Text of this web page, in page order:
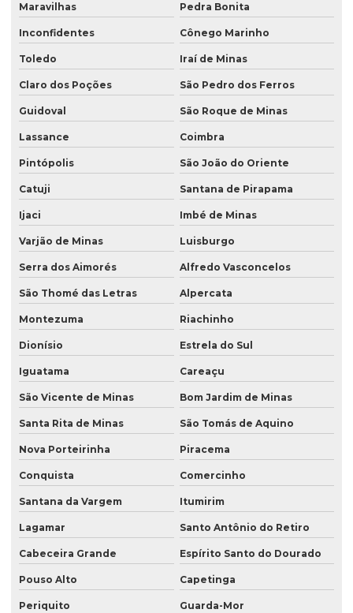
Maravilhas Pedra Bonita
Inconfidentes Cônego Marinho
Toledo Iraí de Minas
Claro dos Poções São Pedro dos Ferros
Guidoval São Roque de Minas
Lassance Coimbra
Pintópolis São João do Oriente
Catuji Santana de Pirapama
Ijaci Imbé de Minas
Varjão de Minas Luisburgo
Serra dos Aimorés Alfredo Vasconcelos
São Thomé das Letras Alpercata
Montezuma Riachinho
Dionísio Estrela do Sul
Iguatama Careaçu
São Vicente de Minas Bom Jardim de Minas
Santa Rita de Minas São Tomás de Aquino
Nova Porteirinha Piracema
Conquista Comercinho
Santana da Vargem Itumirim
Lagamar Santo Antônio do Retiro
Cabeceira Grande Espírito Santo do Dourado
Pouso Alto Capetinga
Periquito Guarda-Mor